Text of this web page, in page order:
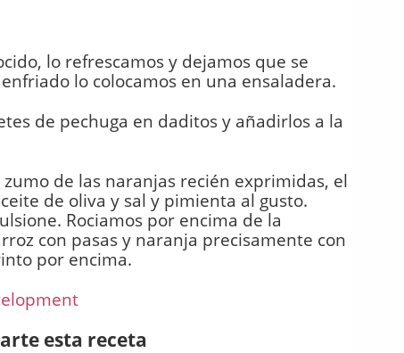
lo refrescamos y dejamos que se
lo colocamos en una ensaladera.
de pechuga en daditos y añadirlos a la
de las naranjas recién exprimidas, el
de oliva y sal y pimienta al gusto.
Rociamos por encima de la
con pasas y naranja precisamente con
por encima.
esta receta